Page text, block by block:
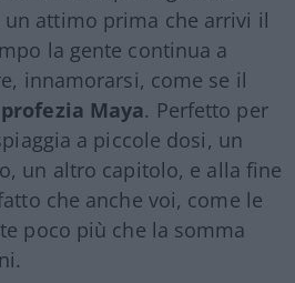
attimo prima che arrivi il
la gente continua a
innamorarsi, come se il
Maya. Perfetto per
a piccole dosi, un
un altro capitolo, e alla fine
che anche voi, come le
poco più che la somma